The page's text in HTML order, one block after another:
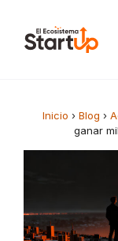
Inicio › Blog ›
ganar